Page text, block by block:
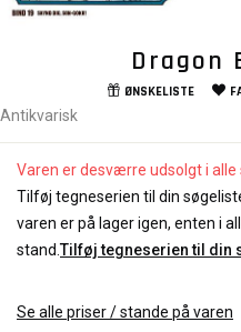
Dragon
ØNSKELISTE
Antikvarisk
Varen er desværre udsolgt i alle
Tilføj tegneserien til din
varen er på lager igen, enten i
stand. Tilføj tegneserien til din
Se alle priser / stande på varen